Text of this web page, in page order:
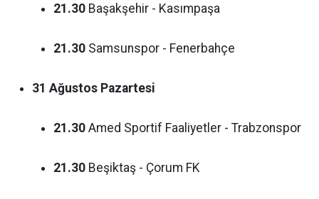
21.30 Başakşehir - Kasımpaşa
21.30 Samsunspor - Fenerbahçe
31 Ağustos Pazartesi
21.30 Amed Sportif Faaliyetler - Trabzonspor
21.30 Beşiktaş - Çorum FK